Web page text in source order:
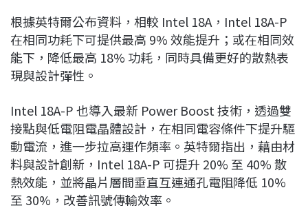
根據英特爾公布資料，相較 Intel 18A，Intel 18A-P
在相同功耗下可提供最高 9% 效能提升；或在相同效
能下，降低最高 18% 功耗，同時具備更好的散熱表
現與設計彈性。
Intel 18A-P 也導入最新 Power Boost 技術，透過雙
接點與低電阻電晶體設計，在相同電容條件下提升驅
動電流，進一步拉高運作頻率。英特爾指出，藉由材
料與設計創新，Intel 18A-P 可提升 20% 至 40% 散
熱效能，並將晶片層間垂直互連通孔電阻降低 10%
至 30%，改善訊號傳輸效率。